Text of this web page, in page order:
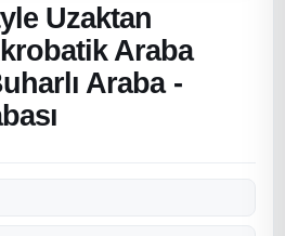
Uzaktan
Araba
Araba -